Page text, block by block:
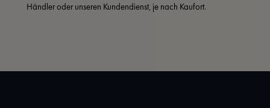
Händler oder unseren Kundendienst, je nach Kaufort.